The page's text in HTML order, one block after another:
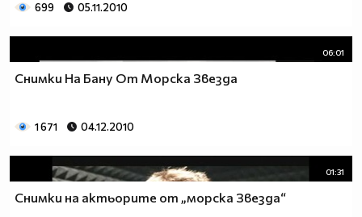
699 05.11.2010
06:01
Снимки На Бану От Морска Звезда
1 671 04.12.2010
01:31
Снимки на актьорите от „морска Звезда“